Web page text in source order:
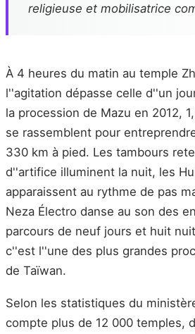
religieuse et mobilisatrice
À 4 heures du matin au temple
l''agitation dépasse celle d''un
la procession de Mazu en 2012,
se rassemblent pour
330 km à pied. Les tambours
d''artifice illuminent la nuit, les
apparaissent au rythme de pas
Neza Électro danse au son des
parcours de neuf jours et huit
c''est l''une des plus grandes
de Taïwan.
Selon les statistiques du
compte plus de 12 000 temples,